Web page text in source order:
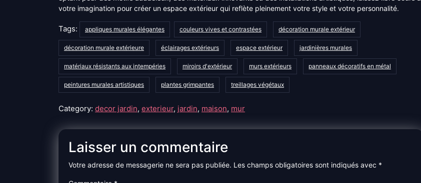
votre imagination pour créer un espace extérieur qui reflète pleinement votre style et votre personnalité.
Tags: appliques murales élégantes couleurs vives et contrastées décoration murale extérieur
décoration murale extérieure éclairages extérieurs espace extérieur jardinières murales
matériaux résistants aux intempéries miroirs d'extérieur murs extérieurs panneaux décoratifs en métal
peintures murales artistiques plantes grimpantes treillages végétaux
Category: decor jardin, exterieur, jardin, maison, mur
Laisser un commentaire
Votre adresse de messagerie ne sera pas publiée. Les champs obligatoires sont indiqués avec *